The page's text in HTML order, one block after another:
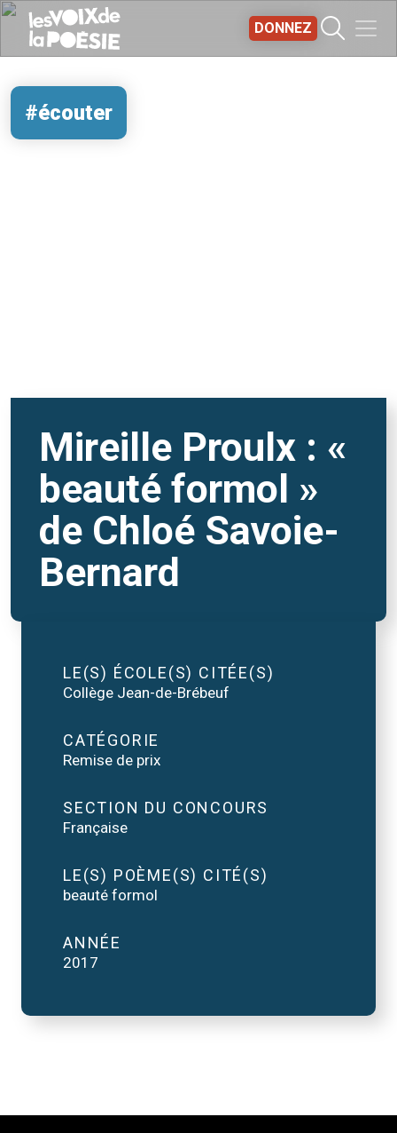
DONNEZ
#écouter
Mireille Proulx : «
beauté formol »
de Chloé Savoie-
Bernard
LE(S) ÉCOLE(S) CITÉE(S)
Collège Jean-de-Brébeuf
CATÉGORIE
Remise de prix
SECTION DU CONCOURS
Française
LE(S) POÈME(S) CITÉ(S)
beauté formol
ANNÉE
2017